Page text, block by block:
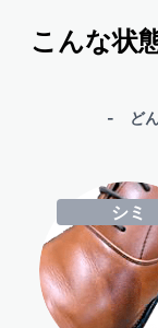
こんな状
- どん
シミ